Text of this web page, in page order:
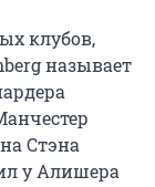
клубов,
называет
Стэна
у Алишера